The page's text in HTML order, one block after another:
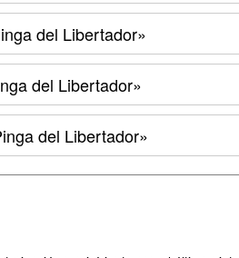
del Libertador»
del Libertador»
del Libertador»